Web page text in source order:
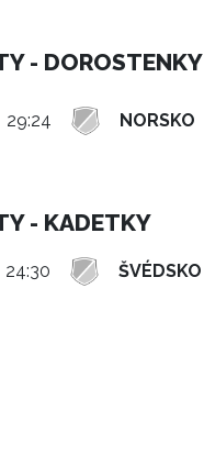
- DOROSTENKY
29:24 NORSKO
- KADETKY
24:30 ŠVÉDSKO